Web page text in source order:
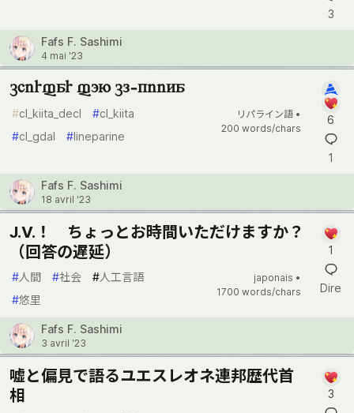
3
Fafs F. Sashimi
4 mai '23
chirfar fon cl-kiita
#cl_kiita_decl #cl_kiita
#cl_gdal #lineparine
リパライン語 •
200 words/chars
6
1
Fafs F. Sashimi
18 avril '23
J.V.！ ちょっとお時間いただけますか？
（回答の遅延）
#人間 #社会 #人工言語
#悠里
japonais •
1700 words/chars
1
Dire
Fafs F. Sashimi
3 avril '23
嘘と偏見で語るユエスレオネ連邦歴代首
相
3